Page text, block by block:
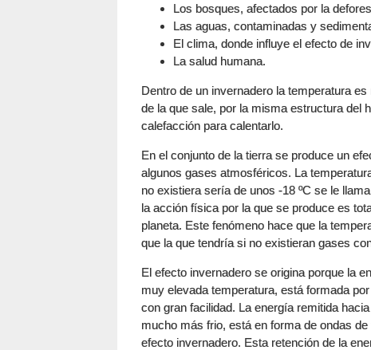
Los bosques, afectados por la
Las aguas, contaminadas y
El clima, donde influye el efecto de
La salud humana.
Dentro de un invernadero la temperatura
de la que sale, por la misma estructura del
calefacción para calentarlo.
En el conjunto de la tierra se produce un
algunos gases atmosféricos. La
no existiera sería de unos -18 ºC se le
la acción física por la que se produce es
planeta. Este fenómeno hace que la
que la que tendría si no existieran gases
El efecto invernadero se origina porque la
muy elevada temperatura, está formada
con gran facilidad. La energía remitida
mucho más frio, está en forma de ondas
efecto invernadero. Esta retención de la